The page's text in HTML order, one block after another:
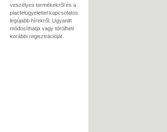
veszélyes termékekről és a
piacfelügyelettel kapcsolatos
legújabb hírekről. Ugyanitt
módosíthatja vagy törölheti
korábbi regisztrációját.